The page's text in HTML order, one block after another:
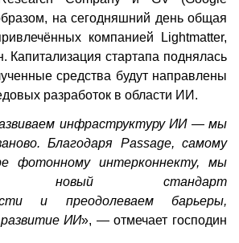
на сегодняшний день общая
компанией Lightmatter,
Капитализация стартапа поднялась
средства будут направлены
разработок в области ИИ.
инфраструктуру ИИ — мы
Благодаря Passage, самому
фотонному интерконнекту, мы
новый стандарт
и преодолеваем барьеры,
ИИ», — отмечает господин